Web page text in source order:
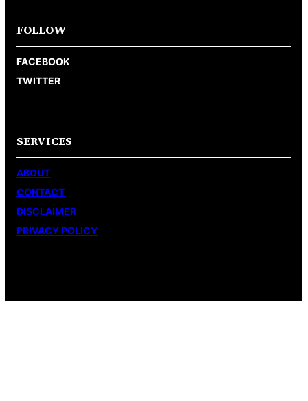
FOLLOW
FACEBOOK
TWITTER
SERVICES
ABOUT
CONTACT
DISCLAIMER
PRIVACY POLICY